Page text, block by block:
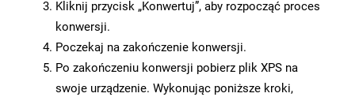
Kliknij przycisk „Konwertuj”, aby rozpocząć proces
konwersji.
Poczekaj na zakończenie konwersji.
Po zakończeniu konwersji pobierz plik XPS na
swoje urządzenie. Wykonując poniższe kroki,